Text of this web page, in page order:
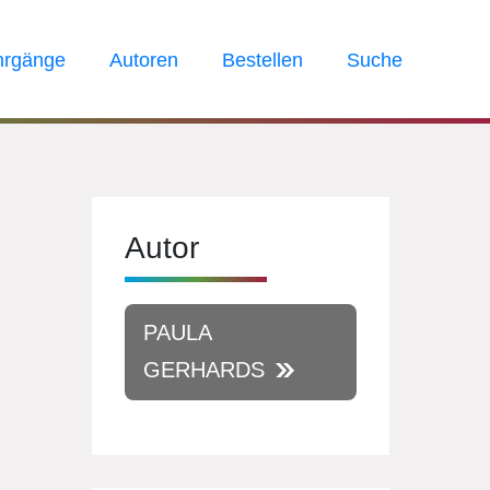
Autoren Bestellen Suche
Autor
PAULA
GERHARDS